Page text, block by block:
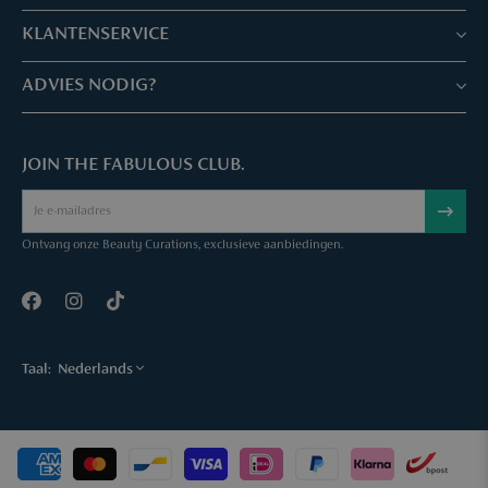
Winkels & Services
Reserveer je afspraak
Over Parfuma
Vacatures
KLANTENSERVICE
Klantenservice & Veelgestelde vragen
Parfuma geschenkbon
Sample Service
ADVIES NODIG?
Mail ons
Bel ons
JOIN THE FABULOUS CLUB.
Ontvang onze Beauty Curations, exclusieve aanbiedingen.
Taal: Nederlands